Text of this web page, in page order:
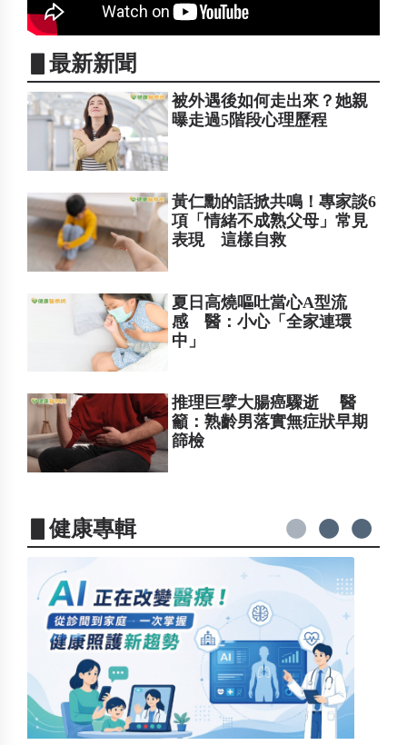
▋最新新聞
被外遇後如何走出來？她親
曝走過5階段心理歷程
黃仁勳的話掀共鳴！專家談6
項「情緒不成熟父母」常見
表現 這樣自救
夏日高燒嘔吐當心A型流
感 醫：小心「全家連環
中」
推理巨擘大腸癌驟逝 醫
籲：熟齡男落實無症狀早期
篩檢
▋健康專輯